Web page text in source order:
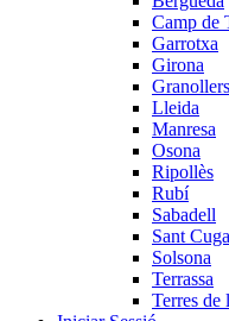
Camp de
Garrotxa
Girona
Granollers
Lleida
Manresa
Osona
Ripollès
Rubí
Sabadell
Sant
Solsona
Terrassa
Terres de